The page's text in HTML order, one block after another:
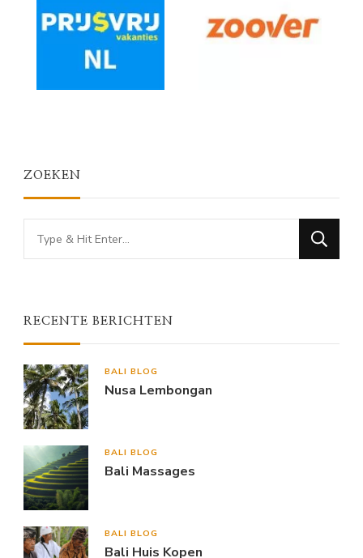
ZOEKEN
Looking
for
RECENTE BERICHTEN
BALI BLOG
Nusa Lembongan
BALI BLOG
Bali Massages
BALI BLOG
Bali Huis Kopen